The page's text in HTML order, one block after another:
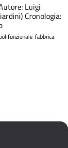
Luigi
Cronologia:
fabbrica